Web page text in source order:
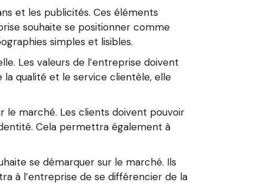
et les publicités. Ces éléments
souhaite se positionner comme
simples et lisibles.
Les valeurs de l’entreprise doivent
qualité et le service clientèle, elle
marché. Les clients doivent pouvoir
Cela permettra également à
se démarquer sur le marché. Ils
à l’entreprise de se différencier de la